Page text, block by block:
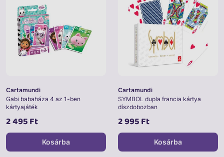
Cartamundi
Gabi babaháza 4 az 1-ben
kártyajáték
2 495 Ft
Kosárba
Cartamundi
SYMBOL dupla francia kártya
díszdobozban
2 995 Ft
Kosárba